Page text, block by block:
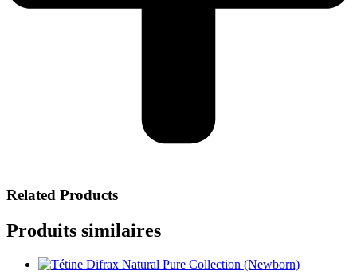
Related Products
Produits similaires